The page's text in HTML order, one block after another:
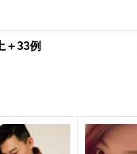
＋33例